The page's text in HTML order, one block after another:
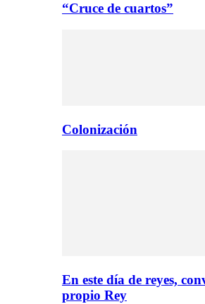
“Cruce de cuartos”
Colonización
En este día de reyes,
propio Rey